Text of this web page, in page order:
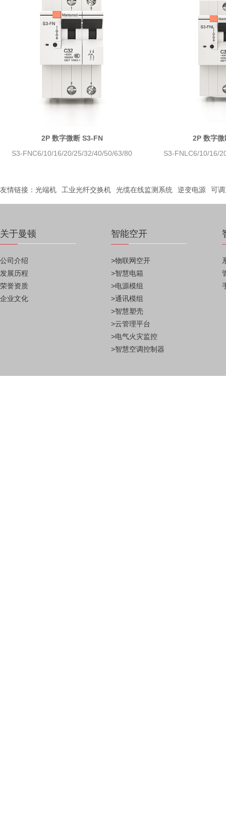
2P 数字微断 S3-FN
S3-FNC6/10/16/20/25/32/40/50/63/80
2P 数字
S3-FNLC6/10/16/
友情链接： 光端机 工业光纤交换机 光缆在线监测系统 逆变电源 可
关于曼顿
公司介绍
发展历程
荣誉资质
企业文化
智能空开
>物联网空开
>智慧电箱
>电源模组
>通讯模组
>智慧塑壳
>云管理平台
>电气火灾监控
>智慧空调控制器